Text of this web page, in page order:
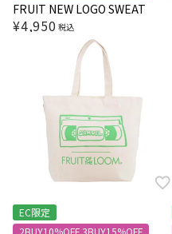
FRUIT NEW LOGO SWEAT
¥4,950 税込
EC限定
2BUY10%OFF 3BUY15%OFF